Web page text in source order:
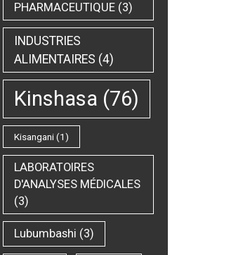
PHARMACEUTIQUE (3)
INDUSTRIES
ALIMENTAIRES (4)
Kinshasa (76)
Kisangani(1)
LABORATOIRES
D'ANALYSES MÉDICALES
(3)
Lubumbashi (3)